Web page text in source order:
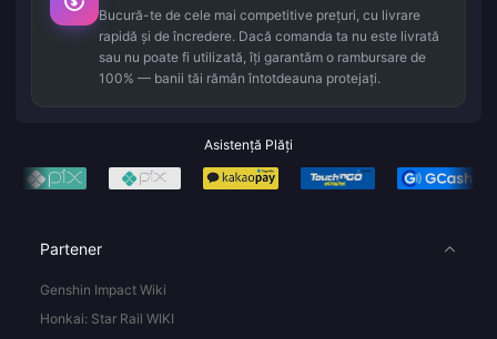
Bucură-te de cele mai competitive prețuri, cu livrare
rapidă și de încredere. Dacă comanda ta nu este livrată
sau nu poate fi utilizată, îți garantăm o rambursare de
100% — banii tăi rămân întotdeauna protejați.
Asistență Plăți
Partener
Genshin Impact Wiki
Honkai: Star Rail WIKI